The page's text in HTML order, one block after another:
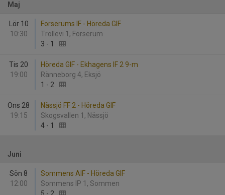
Maj
Lör 10
10:30
Forserums IF - Höreda GIF
Trollevi 1, Forserum
3 - 1
Tis 20
19:00
Höreda GIF - Ekhagens IF 2 9-m
Ränneborg 4, Eksjö
1 - 2
Ons 28
19:15
Nässjö FF 2 - Höreda GIF
Skogsvallen 1, Nässjö
4 - 1
Juni
Sön 8
12:00
Sommens AIF - Höreda GIF
Sommens IP 1, Sommen